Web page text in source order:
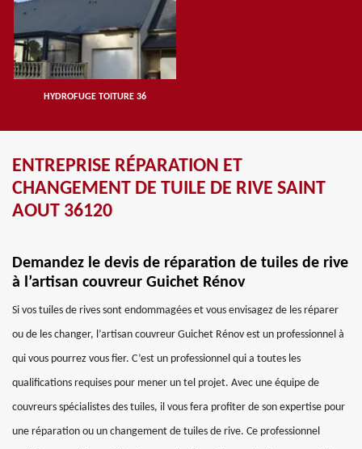
HYDROFUGE TOITURE 36
ENTREPRISE RÉPARATION ET
CHANGEMENT DE TUILE DE RIVE SAINT
AOUT 36120
Demandez le devis de réparation de tuiles de rive
à l’artisan couvreur Guichet Rénov
Si vos tuiles de rives sont endommagées et vous envisagez de les réparer
ou de les changer, l’artisan couvreur Guichet Rénov est un professionnel à
qui vous pourrez vous fier. C’est un professionnel qui a toutes les
qualifications requises pour mener un tel projet. Avec une équipe de
couvreurs spécialistes des tuiles, il vous fera profiter de son expertise pour
une réparation ou un changement de tuiles de rive. Ce professionnel